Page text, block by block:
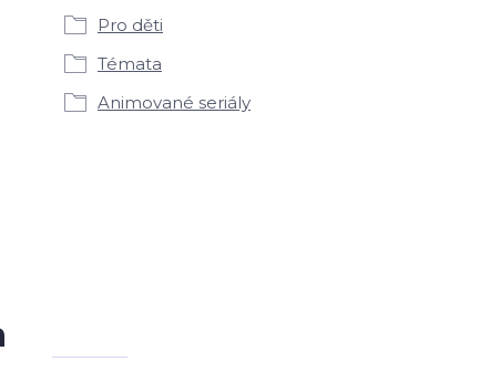
Pro děti
Témata
Animované seriály